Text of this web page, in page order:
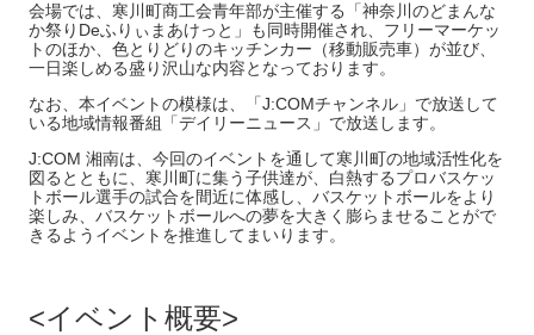
会場では、寒川町商工会青年部が主催する「神奈川のどまんな
か祭りDeふりぃまあけっと」も同時開催され、フリーマーケッ
トのほか、色とりどりのキッチンカー（移動販売車）が並び、
一日楽しめる盛り沢山な内容となっております。
なお、本イベントの模様は、「J:COMチャンネル」で放送して
いる地域情報番組「デイリーニュース」で放送します。
J:COM 湘南は、今回のイベントを通して寒川町の地域活性化を
図るとともに、寒川町に集う子供達が、白熱するプロバスケッ
トボール選手の試合を間近に体感し、バスケットボールをより
楽しみ、バスケットボールへの夢を大きく膨らませることがで
きるようイベントを推進してまいります。
イベント概要